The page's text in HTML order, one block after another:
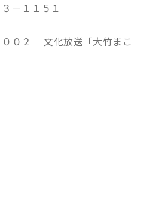
－１１５１
０２ 文化放送「大竹まこ